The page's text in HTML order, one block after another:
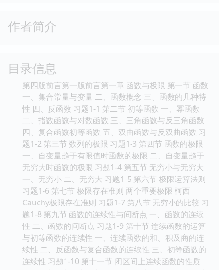
作者简介
目录信息
第四版前言第一版前言第一章 函数与极限 第一节 函数
一、集合常量与变量 二、函数概念 三、函数的几种特
性 四、反函数 习题1-1 第二节 初等函数 一、幂函数
二、指数函数与对数函数 三、三角函数与反三角函数
四、复合函数初等函数 五、双曲函数与反双曲函数 习
题1-2 第三节 数列的极限 习题1-3 第四节 函数的极限
一、自变量趋于有限值时函数的极限 二、自变量趋于
无穷大时函数的极限 习题1-4 第五节 无穷小与无穷大
一、无穷小 二、无穷大 习题1-5 第六节 极限运算法则
习题1-6 第七节 极限存在准则 两个重要极限 柯西
Cauchy极限存在准则 习题1-7 第八节 无穷小的比较 习
题1-8 第九节 函数的连续性与间断点 一、函数的连续
性 二、函数的间断点 习题1-9 第十节 连续函数的运算
与初等函数的连续性 一、连续函数的和、积及商的连
续性 二、反函数与复合函数的连续性 三、初等函数的
连续性 习题1-10 第十一节 闭区间上连续函数的性质